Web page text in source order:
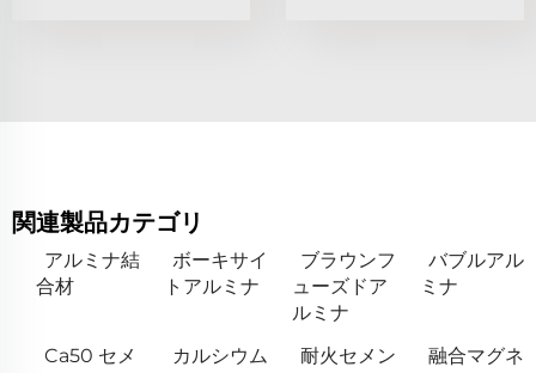
関連製品カテゴリ
アルミナ結
合材
ボーキサイ
トアルミナ
ブラウンフ
ューズドア
ルミナ
バブルアル
ミナ
Ca50 セメ
カルシウム
耐火セメン
融合マグネ